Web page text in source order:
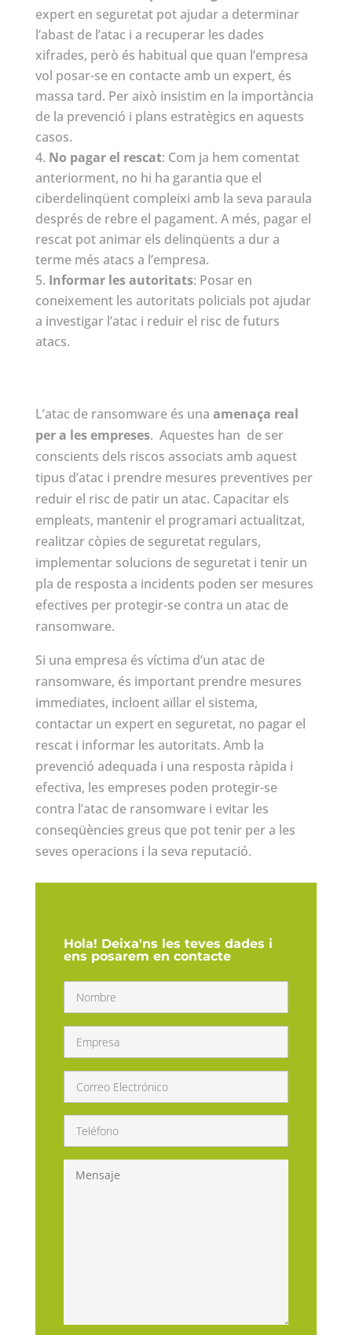
expert en seguretat pot ajudar a determinar
l’abast de l’atac i a recuperar les dades
xifrades, però és habitual que quan l’empresa
vol posar-se en contacte amb un expert, és
massa tard. Per això insistim en la importància
de la prevenció i plans estratègics en aquests
casos.
No pagar el rescat: Com ja hem comentat
anteriorment, no hi ha garantia que el
ciberdelinqüent compleixi amb la seva paraula
després de rebre el pagament. A més, pagar el
rescat pot animar els delinqüents a dur a
terme més atacs a l’empresa.
Informar les autoritats: Posar en
coneixement les autoritats policials pot ajudar
a investigar l’atac i reduir el risc de futurs
atacs.
L’atac de ransomware és una amenaça real
per a les empreses. Aquestes han de ser
conscients dels riscos associats amb aquest
tipus d’atac i prendre mesures preventives per
reduir el risc de patir un atac. Capacitar els
empleats, mantenir el programari actualitzat,
realitzar còpies de seguretat regulars,
implementar solucions de seguretat i tenir un
pla de resposta a incidents poden ser mesures
efectives per protegir-se contra un atac de
ransomware.
Si una empresa és víctima d’un atac de
ransomware, és important prendre mesures
immediates, incloent aïllar el sistema,
contactar un expert en seguretat, no pagar el
rescat i informar les autoritats. Amb la
prevenció adequada i una resposta ràpida i
efectiva, les empreses poden protegir-se
contra l’atac de ransomware i evitar les
conseqüències greus que pot tenir per a les
seves operacions i la seva reputació.
Hola! Deixa'ns les teves dades i
ens posarem en contacte